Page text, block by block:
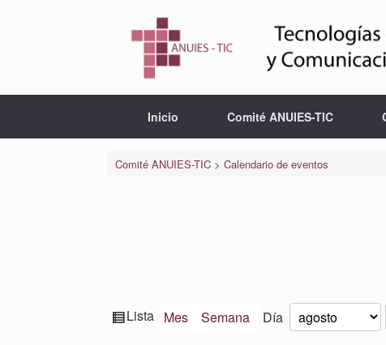
Inicio Comité ANUIES-TIC
Comité ANUIES-TIC> Calendario de eventos
Ver
Lista Mes Semana Día Mes
Día
Año